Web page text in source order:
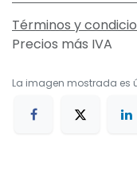
Términos y
Precios más IVA
La imagen mostrada es